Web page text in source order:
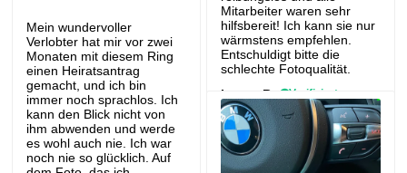
Mitarbeiter waren sehr
hilfsbereit! Ich kann sie nur
wärmstens empfehlen.
Entschuldigt bitte die
schlechte Fotoqualität.
Lucas B.
Verifizierter
Kauf
Ovaler Diamantring
Mein wundervoller
Verlobter hat mir vor zwei
Monaten mit diesem Ring
einen Heiratsantrag
gemacht, und ich bin
immer noch sprachlos. Ich
kann den Blick nicht von
ihm abwenden und werde
es wohl auch nie. Ich war
noch nie so glücklich. Auf